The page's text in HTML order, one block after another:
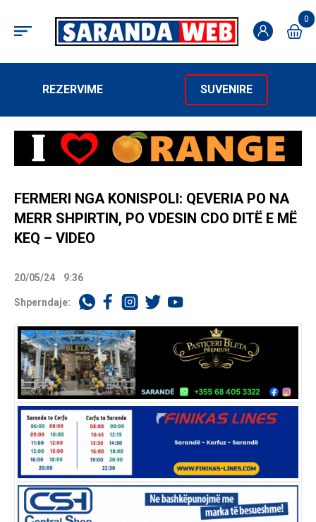
0
REZERVIME SUVENIRE
FERMERI NGA KONISPOLI: QEVERIA PO NA
MERR SHPIRTIN, PO VDESIN CDO DITË E MË
KEQ – VIDEO
20/05/24 9:36
Shperndaje: